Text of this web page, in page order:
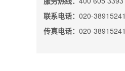
联系电话： 020-38915241
传真电话： 020-38915241